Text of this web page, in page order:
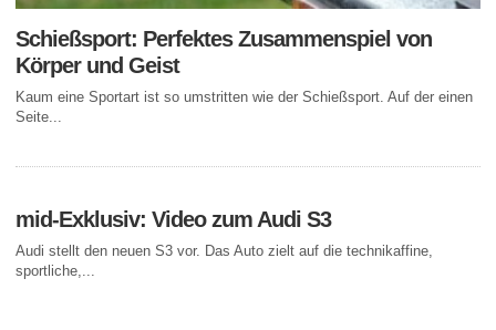
Schießsport: Perfektes Zusammenspiel von
Körper und Geist
Kaum eine Sportart ist so umstritten wie der Schießsport. Auf der einen
Seite...
mid-Exklusiv: Video zum Audi S3
Audi stellt den neuen S3 vor. Das Auto zielt auf die technikaffine,
sportliche,...